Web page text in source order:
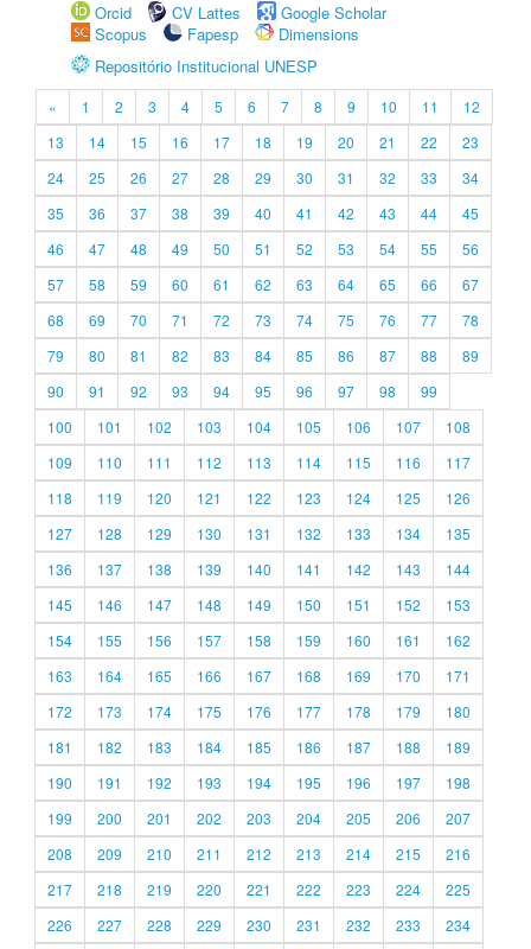
Orcid
CV Lattes
Google Scholar
Scopus
Fapesp
Dimensions
Repositório Institucional UNESP
« 1 2 3 4 5 6 7 8 9 10 11
12
13
14 15 16 17 18 19 20 21 22
23
24
25 26 27 28 29 30 31 32 33
34
35
36 37 38 39 40 41 42 43 44
45
46
47 48 49 50 51 52 53 54 55
56
57
58 59 60 61 62 63 64 65 66
67
68
69 70 71 72 73 74 75 76 77
78
79
80 81 82 83 84 85 86 87 88
89
90
91 92 93 94 95 96 97 98
99
100
101 102 103 104 105 106 107
108
109
110 111 112 113 114 115 116
117
118
119 120 121 122 123 124 125
126
127
128 129 130 131 132 133 134
135
136
137 138 139 140 141 142 143
144
145
146 147 148 149 150 151 152
153
154
155 156 157 158 159 160 161
162
163
164 165 166 167 168 169 170
171
172
173 174 175 176 177 178 179
180
181
182 183 184 185 186 187 188
189
190
191 192 193 194 195 196 197
198
199
200 201 202 203 204 205 206
207
208
209 210 211 212 213 214 215
216
217
218 219 220 221 222 223 224
225
226
227 228 229 230 231 232 233
234